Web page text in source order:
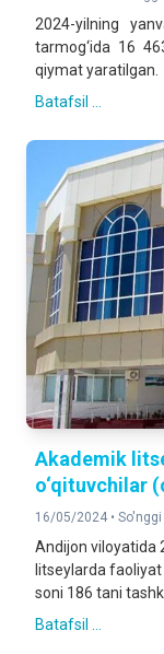
2024-yilning
tarmog‘ida 16
qiymat yaratilgan.
Batafsil ...
Akademik
o‘qituvchilar
16/05/2024 •
Andijon viloyatida
litseylarda faoliyat
soni 186 tani
Batafsil ...